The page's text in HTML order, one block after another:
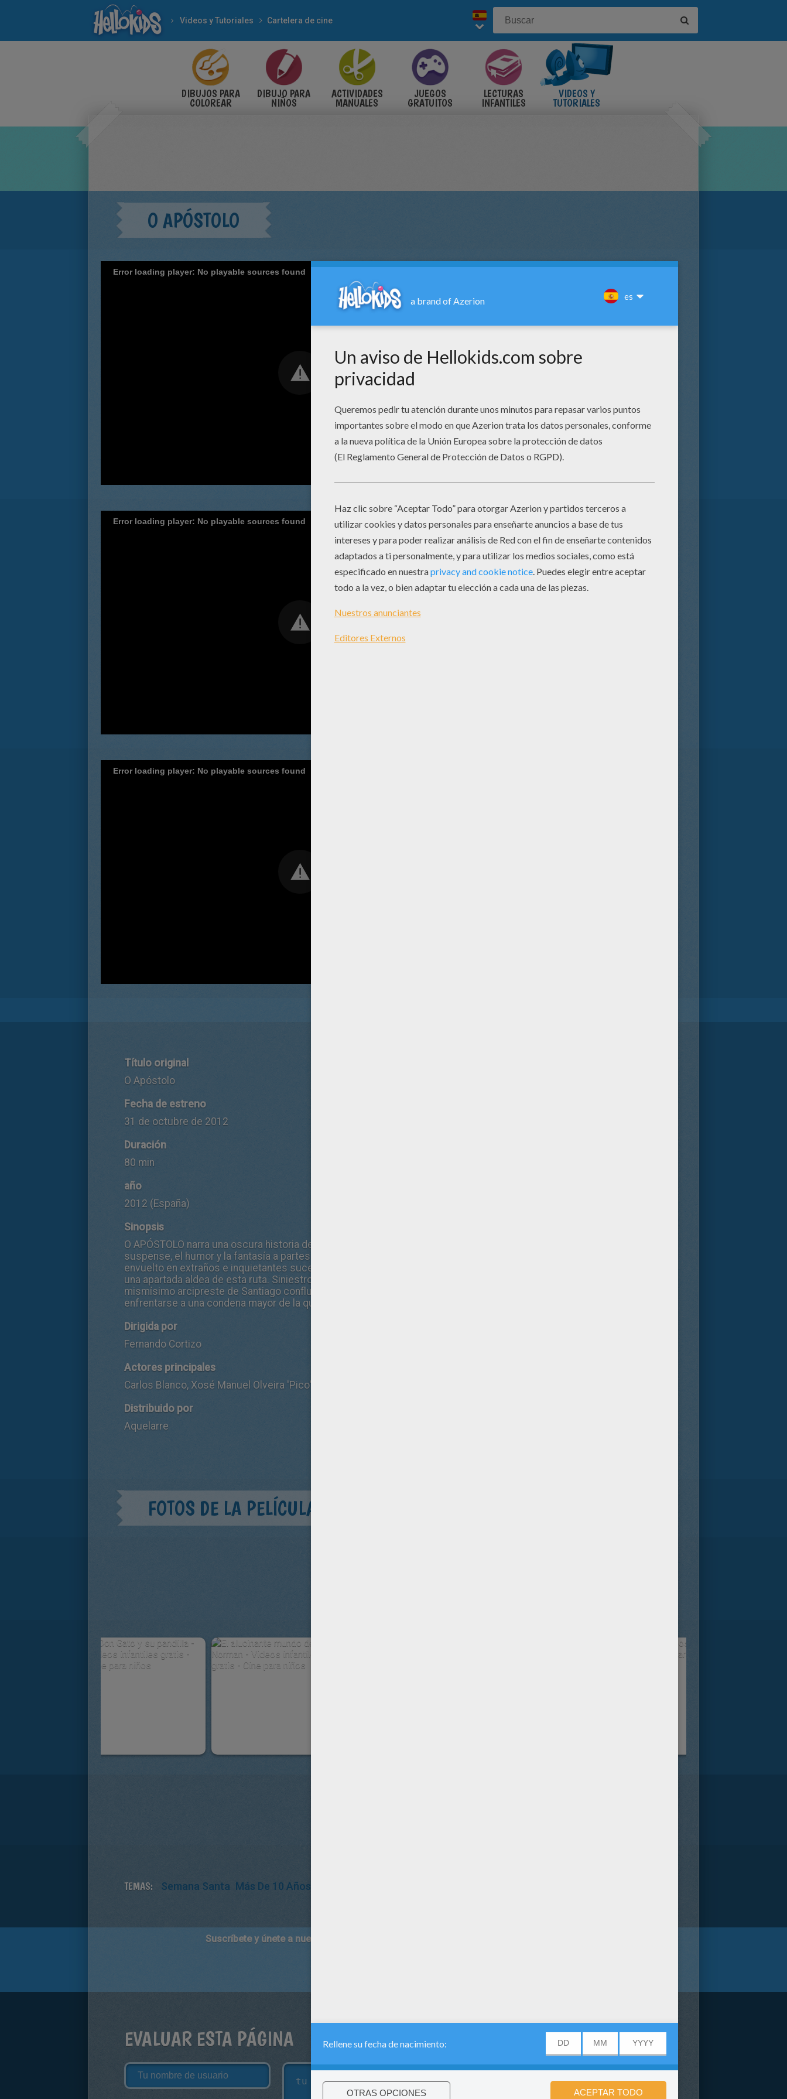
Videos y Tutoriales Cartelera de cine
DIBUJOS PARA
COLOREAR
DIBUJO PARA
NIÑOS
ACTIVIDADES
MANUALES
JUEGOS
GRATUITOS
LECTURAS
INFANTILES
VIDEOS Y
TUTORIALES
O APÓSTOLO
Error loading player: No playable sources found
Error loading player: No playable sources found
Error loading player: No playable sources found
Título original
O Apóstolo
Fecha de estreno
31 de octubre de 2012
Duración
80 min
año
2012 (España)
Sinopsis
O APÓSTOLO narra una oscura historia de misterio ambientada en el Camino de Santiago en la que se mezcla el
suspense, el humor y la fantasía a partes iguales. El protagonista, un preso recién fugado de la cárcel, se verá
envuelto en extraños e inquietantes sucesos al intentar recuperar un botín que había sido escondido años atrás en
una apartada aldea de esta ruta. Siniestros ancianos, extrañas desapariciones, un peculiar sacerdote, y hasta el
mismísimo arcipreste de Santiago confluyen en una trama aderezada de misterio e intriga que llevará al protagonista a
enfrentarse a una condena mayor de la que había conseguido escapar.
Dirigida por
Fernando Cortizo
Actores principales
Carlos Blanco, Xosé Manuel Olveira 'Pico', Paul Naschy, Jorge Sanz
Distribuido por
Aquelarre
FOTOS DE LA PELÍCULA
TEMAS: Semana Santa Más De 10 Años
Suscríbete y únete a nuestro canal de vídeos para niños en Youtube:
EVALUAR ESTA PÁGINA